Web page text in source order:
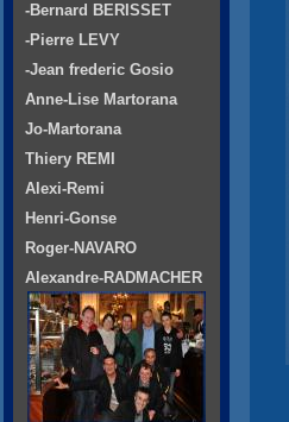
-Bernard BERISSET
-Pierre LEVY
-Jean frederic Gosio
Anne-Lise Martorana
Jo-Martorana
Thiery REMI
Alexi-Remi
Henri-Gonse
Roger-NAVARO
Alexandre-RADMACHER